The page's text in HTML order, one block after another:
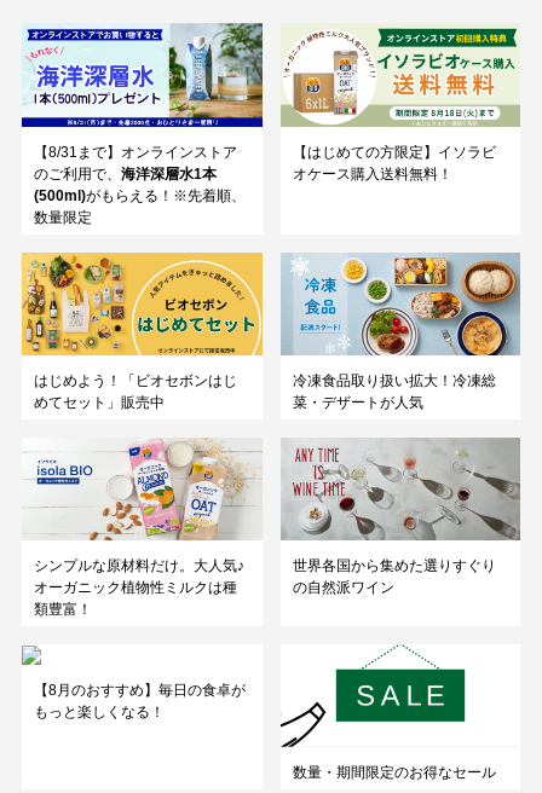
【8/31まで】オンラインストア
のご利用で、 海洋深層水1本
(500ml)がもらえる！※先着順、
数量限定
【はじめての方限定】イソラビ
オケース購入送料無料！
はじめよう！「ビオセボンはじ
めてセット」販売中
冷凍食品取り扱い拡大！冷凍総
菜・デザートが人気
シンプルな原材料だけ。大人気♪
オーガニック植物性ミルクは種
類豊富！
世界各国から集めた選りすぐり
の自然派ワイン
【8月のおすすめ】毎日の食卓が
もっと楽しくなる！
数量・期間限定のお得なセール